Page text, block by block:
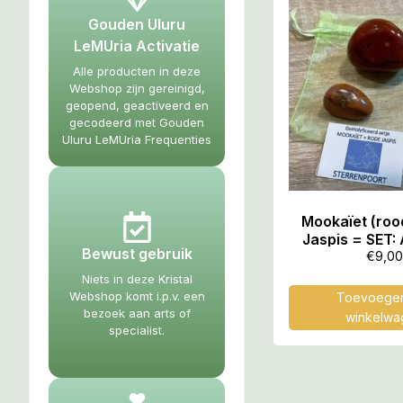
Gouden Uluru
LeMUria Activatie
Alle producten in deze
Webshop zijn gereinigd,
geopend, geactiveerd en
gecodeerd met Gouden
Uluru LeMUria Frequenties
Bewust gebruik
Niets in deze Kristal
Webshop komt i.p.v. een
bezoek aan arts of
specialist.
Mookaïet
Jaspis = SET:
Reinigend,
€9,00